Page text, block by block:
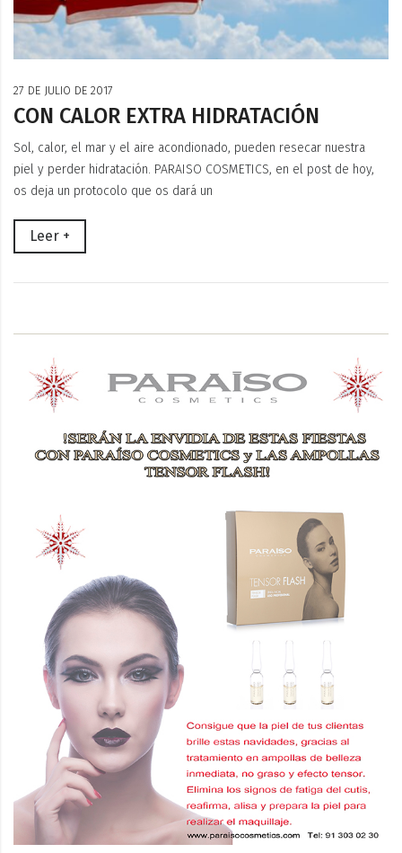
27 DE JULIO DE 2017
CON CALOR EXTRA HIDRATACIÓN
Sol, calor, el mar y el aire acondionado, pueden resecar nuestra
piel y perder hidratación. PARAISO COSMETICS, en el post de hoy,
os deja un protocolo que os dará un
Leer +